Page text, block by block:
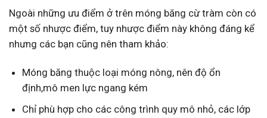
Ngoài những ưu điểm ở trên móng băng cừ tràm còn có
một số nhược điểm, tuy nhược điểm này không đáng kể
nhưng các bạn cũng nên tham khảo:
Móng băng thuộc loại móng nông, nên độ ổn
định,mô men lực ngang kém
Chỉ phù hợp cho các công trình quy mô nhỏ, các lớp